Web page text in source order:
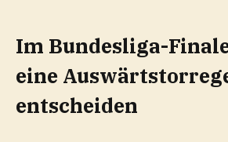
Im Bundesliga-
eine
entscheiden